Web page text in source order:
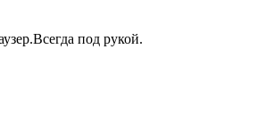
под рукой.